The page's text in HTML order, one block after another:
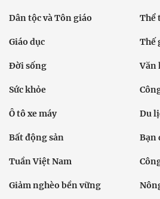
Dân tộc và Tôn giáo Thể
Giáo dục Thế
Đời sống Văn
Sức khỏe
Ô tô xe máy Du
Bất động sản Bạn
Tuần Việt Nam
Giảm nghèo bền vững